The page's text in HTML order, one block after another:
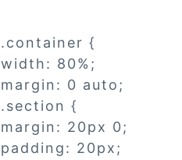
.container {
width: 80%;
margin: 0 auto;
.section {
margin: 20px 0;
padding: 20px;